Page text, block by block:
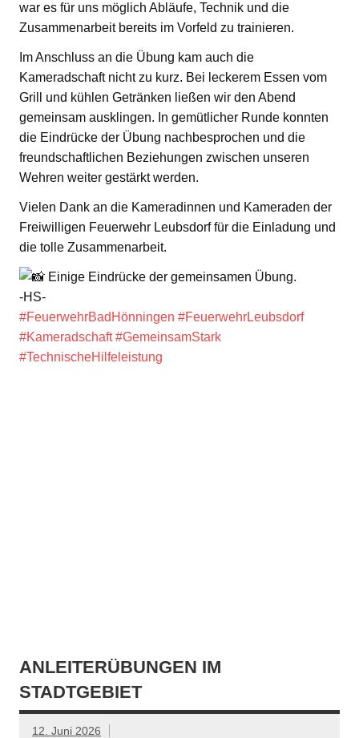
war es für uns möglich Abläufe, Technik und die
Zusammenarbeit bereits im Vorfeld zu trainieren.
Im Anschluss an die Übung kam auch die
Kameradschaft nicht zu kurz. Bei leckerem Essen vom
Grill und kühlen Getränken ließen wir den Abend
gemeinsam ausklingen. In gemütlicher Runde konnten
die Eindrücke der Übung nachbesprochen und die
freundschaftlichen Beziehungen zwischen unseren
Wehren weiter gestärkt werden.
Vielen Dank an die Kameradinnen und Kameraden der
Freiwilligen Feuerwehr Leubsdorf für die Einladung und
die tolle Zusammenarbeit.
Einige Eindrücke der gemeinsamen Übung.
-HS-
#FeuerwehrBadHönningen #FeuerwehrLeubsdorf
#Kameradschaft #GemeinsamStark
#TechnischeHilfeleistung
ANLEITERÜBUNGEN IM
STADTGEBIET
12. Juni 2026